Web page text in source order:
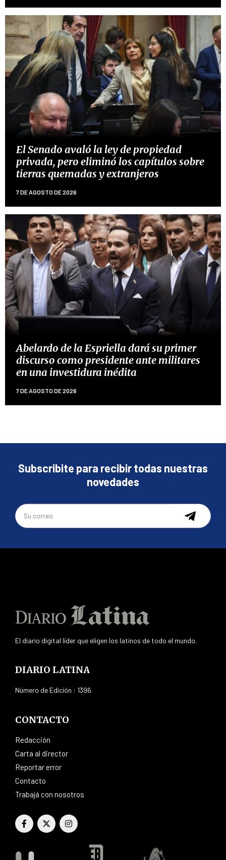
El Senado avaló la ley de propiedad
privada, pero eliminó los capítulos sobre
tierras quemadas y extranjeros
7 DE AGOSTO DE 2026
Abelardo de la Espriella dará su primer
discurso como presidente ante militares
en una investidura inédita
7 DE AGOSTO DE 2026
Subscribite para recibir todas nuestras
novedades
El diario digital líder que eligen los latinos de todo el mundo.
DIARIO LATINA
Número de Edición : 1396
CONTACTO
Redacción
Carta al director
Reportar error
Contacto
Trabajá con nosotros